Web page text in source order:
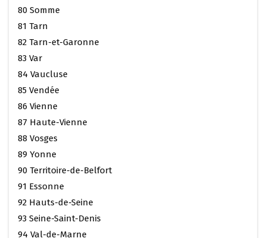
80 Somme
81 Tarn
82 Tarn-et-Garonne
83 Var
84 Vaucluse
85 Vendée
86 Vienne
87 Haute-Vienne
88 Vosges
89 Yonne
90 Territoire-de-Belfort
91 Essonne
92 Hauts-de-Seine
93 Seine-Saint-Denis
94 Val-de-Marne